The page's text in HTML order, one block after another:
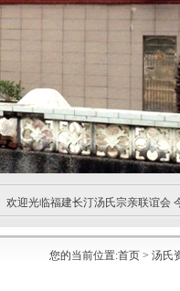
欢迎光临福建长汀汤氏宗亲联谊会 今
您的当前位置:首页 > 汤氏